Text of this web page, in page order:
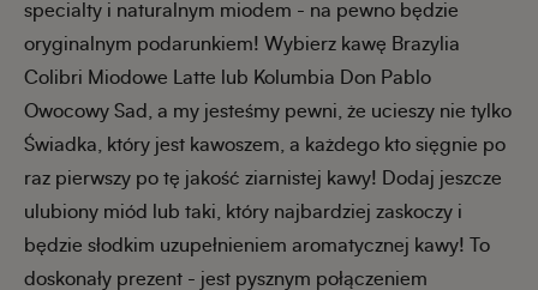
specialty i naturalnym miodem - na pewno będzie
oryginalnym podarunkiem! Wybierz kawę Brazylia
Colibri Miodowe Latte lub Kolumbia Don Pablo
Owocowy Sad, a my jesteśmy pewni, że ucieszy nie tylko
Świadka, który jest kawoszem, a każdego kto sięgnie po
raz pierwszy po tę jakość ziarnistej kawy! Dodaj jeszcze
ulubiony miód lub taki, który najbardziej zaskoczy i
będzie słodkim uzupełnieniem aromatycznej kawy! To
doskonały prezent - jest pysznym połączeniem